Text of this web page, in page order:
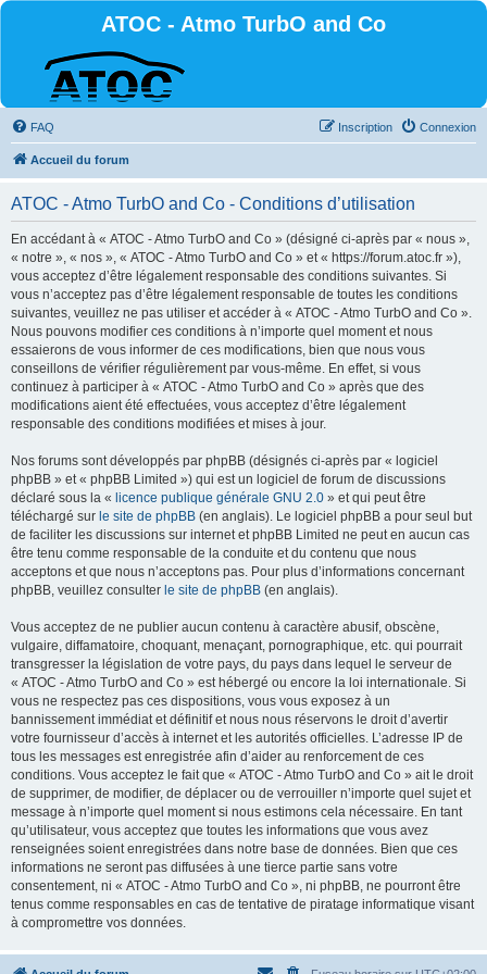
ATOC - Atmo TurbO and Co
FAQ Connexion
Inscription
Accueil du forum
ATOC - Atmo TurbO and Co - Conditions d’utilisation
En accédant à « ATOC - Atmo TurbO and Co » (désigné ci-après par « nous »,
« notre », « nos », « ATOC - Atmo TurbO and Co » et « https://forum.atoc.fr »),
vous acceptez d’être légalement responsable des conditions suivantes. Si
vous n’acceptez pas d’être légalement responsable de toutes les conditions
suivantes, veuillez ne pas utiliser et accéder à « ATOC - Atmo TurbO and Co ».
Nous pouvons modifier ces conditions à n’importe quel moment et nous
essaierons de vous informer de ces modifications, bien que nous vous
conseillons de vérifier régulièrement par vous-même. En effet, si vous
continuez à participer à « ATOC - Atmo TurbO and Co » après que des
modifications aient été effectuées, vous acceptez d’être légalement
responsable des conditions modifiées et mises à jour.
Nos forums sont développés par phpBB (désignés ci-après par « logiciel
phpBB » et « phpBB Limited ») qui est un logiciel de forum de discussions
déclaré sous la « licence publique générale GNU 2.0 » et qui peut être
téléchargé sur le site de phpBB (en anglais). Le logiciel phpBB a pour seul but
de faciliter les discussions sur internet et phpBB Limited ne peut en aucun cas
être tenu comme responsable de la conduite et du contenu que nous
acceptons et que nous n’acceptons pas. Pour plus d’informations concernant
phpBB, veuillez consulter le site de phpBB (en anglais).
Vous acceptez de ne publier aucun contenu à caractère abusif, obscène,
vulgaire, diffamatoire, choquant, menaçant, pornographique, etc. qui pourrait
transgresser la législation de votre pays, du pays dans lequel le serveur de
« ATOC - Atmo TurbO and Co » est hébergé ou encore la loi internationale. Si
vous ne respectez pas ces dispositions, vous vous exposez à un
bannissement immédiat et définitif et nous nous réservons le droit d’avertir
votre fournisseur d’accès à internet et les autorités officielles. L’adresse IP de
tous les messages est enregistrée afin d’aider au renforcement de ces
conditions. Vous acceptez le fait que « ATOC - Atmo TurbO and Co » ait le droit
de supprimer, de modifier, de déplacer ou de verrouiller n’importe quel sujet et
message à n’importe quel moment si nous estimons cela nécessaire. En tant
qu’utilisateur, vous acceptez que toutes les informations que vous avez
renseignées soient enregistrées dans notre base de données. Bien que ces
informations ne seront pas diffusées à une tierce partie sans votre
consentement, ni « ATOC - Atmo TurbO and Co », ni phpBB, ne pourront être
tenus comme responsables en cas de tentative de piratage informatique visant
à compromettre vos données.